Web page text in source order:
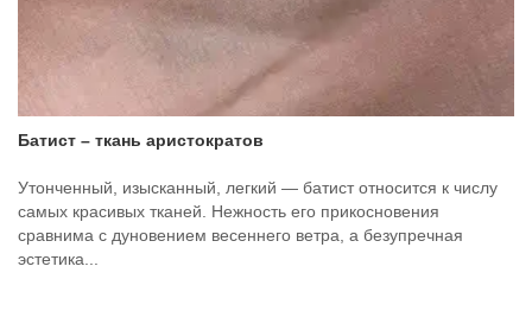
Батист – ткань аристократов
Утонченный, изысканный, легкий — батист относится к числу
самых красивых тканей. Нежность его прикосновения
сравнима с дуновением весеннего ветра, а безупречная
эстетика...